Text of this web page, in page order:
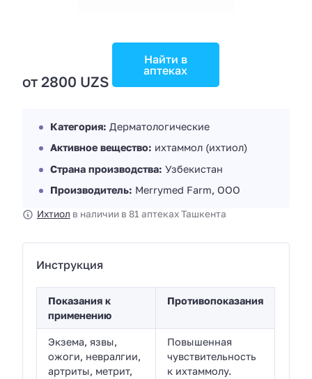
от 2800 UZS
Найти в
аптеках
Категория: Дерматологические
Активное вещество: ихтаммол (ихтиол)
Страна производства: Узбекистан
Производитель: Merrymed Farm, ООО
Ихтиол в наличии в 81 аптеках Ташкента
Инструкция
Показания к
применению
Противопоказания
Экзема, язвы,
ожоги, невралгии,
артриты, метрит,
Повышенная
чувствительность
к ихтаммолу.